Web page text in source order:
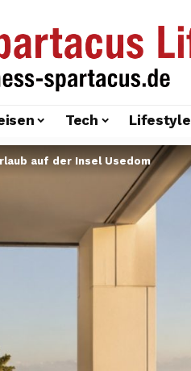
Tech Lifestyle
auf der Insel Usedom